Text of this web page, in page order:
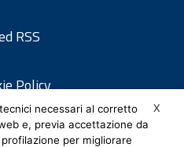
RSS
Policy
privacy
X
necessari al corretto
e, previa accettazione da
per migliorare